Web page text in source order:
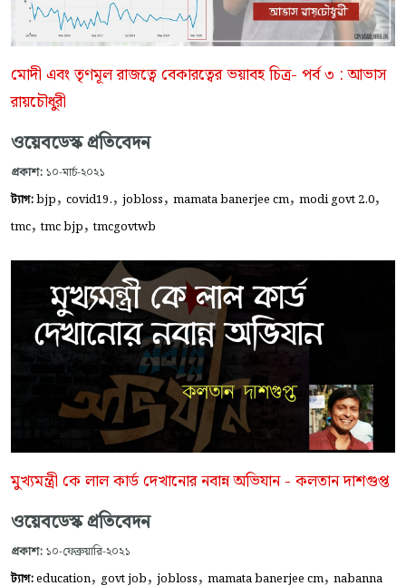
মোদী এবং তৃণমূল রাজত্বে বেকারত্বের ভয়াব‌হ চিত্র- পর্ব ৩ : আভাস
রায়চৌধুরী
ওয়েবডেস্ক প্রতিবেদন
প্রকাশ: ১০-মার্চ-২০২১
ট্যাগ:bjp, covid19., jobloss, mamata banerjee cm, modi govt 2.0,
tmc,tmc bjp,tmcgovtwb
মুখ্যমন্ত্রী কে লাল কার্ড দেখানোর নবান্ন অভিযান - কলতান দাশগুপ্ত
ওয়েবডেস্ক প্রতিবেদন
প্রকাশ: ১০-ফেব্রুয়ারি-২০২১
ট্যাগ:education, govt job, jobloss, mamata banerjee cm, nabanna